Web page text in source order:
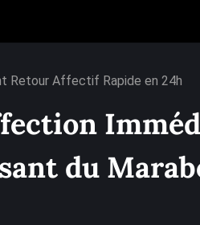
Retour Affectif Rapide en 24h
du